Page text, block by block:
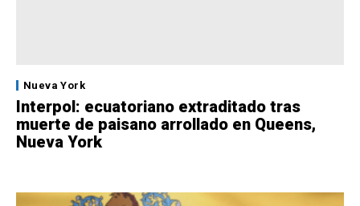
Nueva York
Interpol: ecuatoriano extraditado tras
muerte de paisano arrollado en Queens,
Nueva York